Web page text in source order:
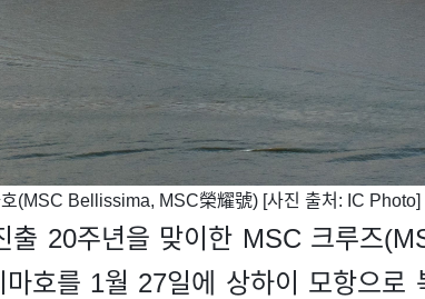
(MSC Bellissima, MSC榮耀號) [사진 출처: IC Photo]
출 20주년을 맞이한 MSC 크루즈
호를 1월 27일에 상하이 모항으로